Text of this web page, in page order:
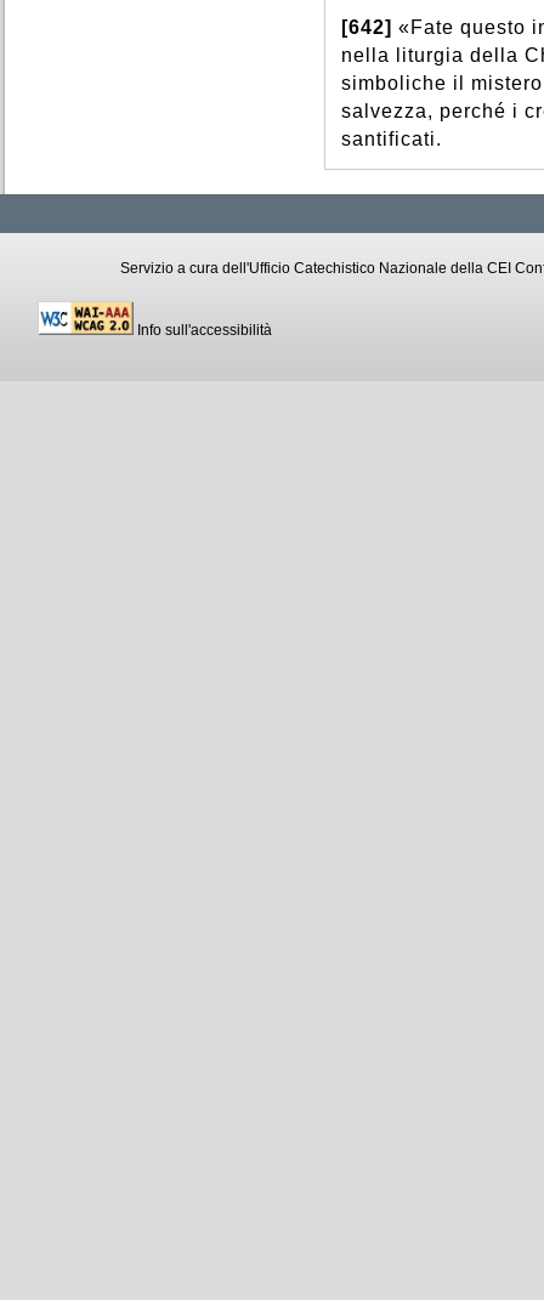
[642] «Fate questo
nella liturgia della
simboliche il
salvezza, perché i
santificati.
Servizio a cura dell'Ufficio Catechistico Nazionale della CEI
Info sull'accessibilità